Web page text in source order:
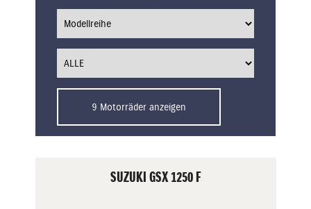
9 Motorräder anzeigen
SUZUKI GSX 1250 F